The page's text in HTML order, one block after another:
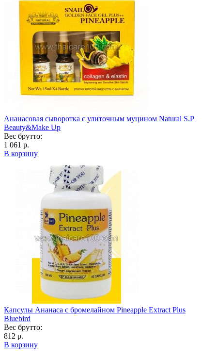
Ананасовая сыворотка с улиточным муцином Natural S.P
Beauty&Make Up
Вес брутто:
1 061 р.
В корзину
Капсулы Ананаса с бромелайном Pineapple Extract Plus
Bluebird
Вес брутто:
812 р.
В корзину